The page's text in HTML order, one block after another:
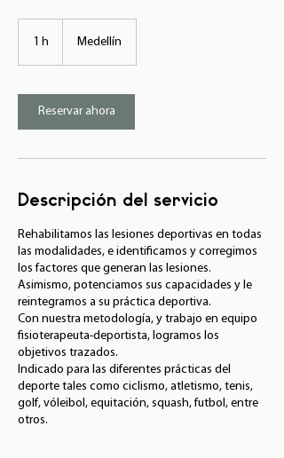
1 h Medellín
Reservar ahora
Descripción del servicio
Rehabilitamos las lesiones deportivas en todas
las modalidades, e identificamos y corregimos
los factores que generan las lesiones.
Asimismo, potenciamos sus capacidades y le
reintegramos a su práctica deportiva.
Con nuestra metodología, y trabajo en equipo
fisioterapeuta-deportista, logramos los
objetivos trazados.
Indicado para las diferentes prácticas del
deporte tales como ciclismo, atletismo, tenis,
golf, vóleibol, equitación, squash, futbol, entre
otros.